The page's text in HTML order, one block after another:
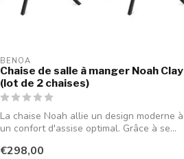
BENOA
Chaise de salle à manger Noah Clay
(lot de 2 chaises)
La chaise Noah allie un design moderne à
un confort d'assise optimal. Grâce à se...
€298,00